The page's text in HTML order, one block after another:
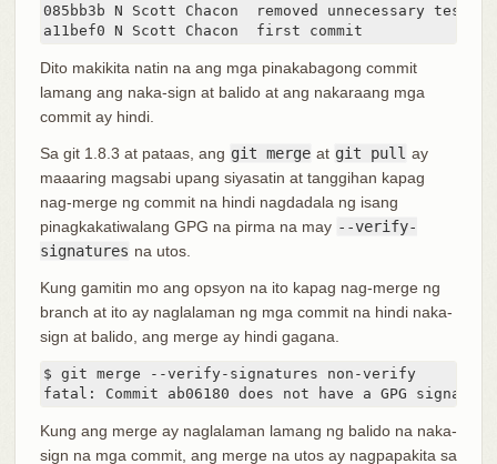
085bb3b N Scott Chacon  removed unnecessary test
a11bef0 N Scott Chacon  first commit
Dito makikita natin na ang mga pinakabagong commit
lamang ang naka-sign at balido at ang nakaraang mga
commit ay hindi.
Sa git 1.8.3 at pataas, ang git merge at git pull ay
maaaring magsabi upang siyasatin at tanggihan kapag
nag-merge ng commit na hindi nagdadala ng isang
pinagkakatiwalang GPG na pirma na may --verify-
signatures na utos.
Kung gamitin mo ang opsyon na ito kapag nag-merge ng
branch at ito ay naglalaman ng mga commit na hindi naka-
sign at balido, ang merge ay hindi gagana.
$ git merge --verify-signatures non-verify
fatal: Commit ab06180 does not have a GPG
Kung ang merge ay naglalaman lamang ng balido na naka-
sign na mga commit, ang merge na utos ay nagpapakita sa